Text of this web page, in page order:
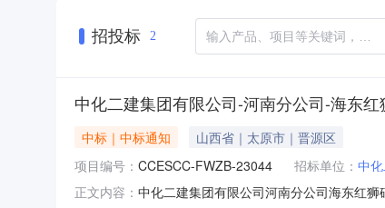
招投标 2
中化二建集团有限公司-河南分公司-海东
中标｜中标通知
山西省｜太原市｜晋源区
项目编号： CCESCC-FWZB-23044 招标单位： 中
正文内容： 中化二建集团有限公司河南分公司海东红